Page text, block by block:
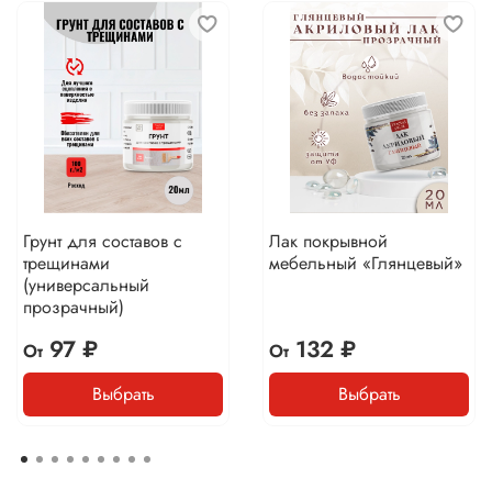
Грунт для составов с
трещинами
(универсальный
прозрачный)
От97 ₽
Выбрать
Лак покрывной
мебельный «Глянцевый»
От132 ₽
Выбрать